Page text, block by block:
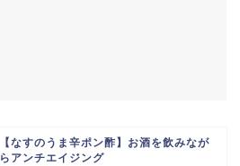
【なすのうま辛ポン酢】お酒を飲みなが
らアンチエイジング